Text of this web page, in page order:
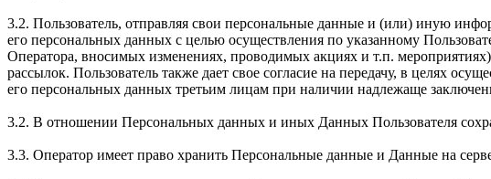
3.2. Пользователь, отправляя свои персональные данные и (или) иную
его персональных данных с целью осуществления по указанному
Оператора, вносимых изменениях, проводимых акциях и т.п.
рассылок. Пользователь также дает свое согласие на передачу, в целях
его персональных данных третьим лицам при наличии надлежаще
3.2. В отношении Персональных данных и иных Данных Пользователя
3.3. Оператор имеет право хранить Персональные данные и Данные на